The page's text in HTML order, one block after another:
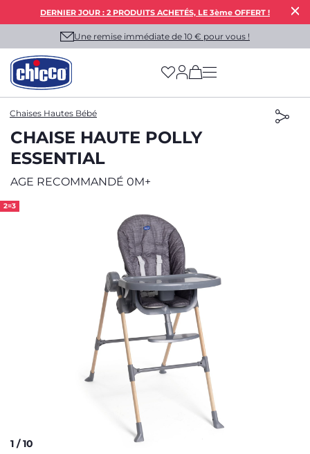
DERNIER JOUR : 2 PRODUITS ACHETÉS, LE 3ème OFFERT !
Une remise immédiate de 10 € pour vous !
(has more options
Chaises Hautes Bébé
CHAISE HAUTE POLLY
ESSENTIAL
AGE RECOMMANDÉ 0M+
2=3
1 /10